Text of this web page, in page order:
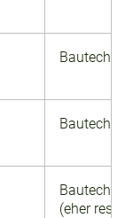
(eher